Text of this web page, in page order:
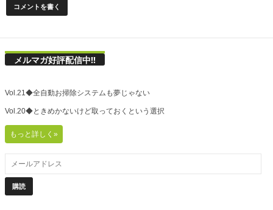
メルマガ好評配信中!!
Vol.21◆全自動お掃除システムも夢じゃない
Vol.20◆ときめかないけど取っておくという選択
もっと詳しく»